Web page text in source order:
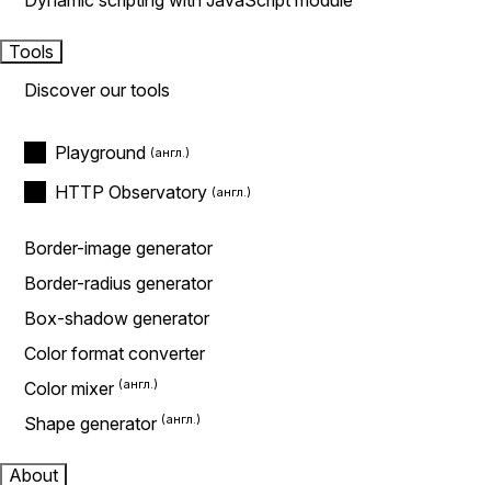
Tools
Discover our tools
Playground
HTTP Observatory
Border-image generator
Border-radius generator
Box-shadow generator
Color format converter
Color mixer
Shape generator
About